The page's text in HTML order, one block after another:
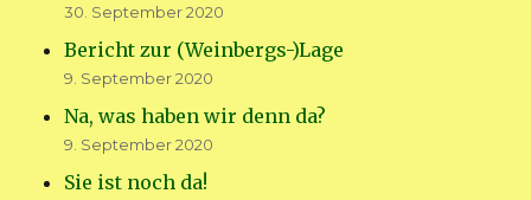
30. September 2020
Bericht zur (Weinbergs-)Lage
9. September 2020
Na, was haben wir denn da?
9. September 2020
Sie ist noch da!